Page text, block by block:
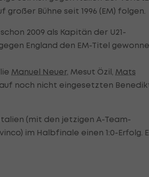
Bühne seit 1996 (EM) folgen.
2009 als Kapitän der U21-
England den EM-Titel
Manuel Neuer, Mesut Özil, Mats
noch nicht eingesetzten
(mit den jetzigen A-Team-
im Halbfinale einen 1:0-Erfolg.